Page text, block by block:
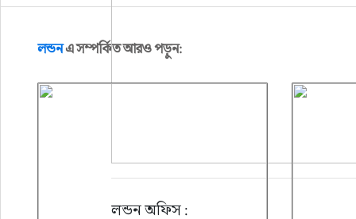
লন্ডন অফিস :
লন্ডনএ সম্পর্কিত আরও পড়ুন: